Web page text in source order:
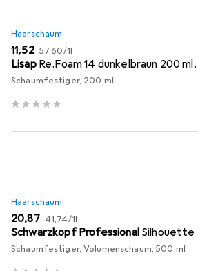
Haarschaum
EUR
11,52 EUR
57,60/1l
Lisap Re.Foam 14 dunkelbraun 200 ml.
Schaumfestiger, 200 ml
Haarschaum
EUR
20,87 EUR
41,74/1l
Schwarzkopf Professional Silhouette
Schaumfestiger, Volumenschaum, 500 ml